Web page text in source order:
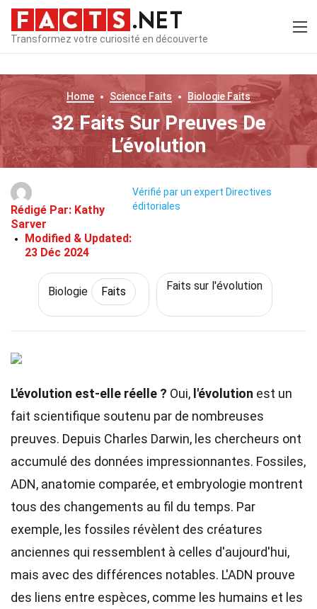
Transformez votre curiosité en découverte
Home Science Faits Biologie Faits
32 Faits Sur Preuves De
L’évolution
Rédigé Par: Kathy
Sarver
Modified & Updated:
23 Déc 2024
Vérifié par un expert Directives
éditoriales
Biologie Faits Faits sur l'évolution
L'évolution est-elle réelle ? Oui, l'évolution est un
fait scientifique soutenu par de nombreuses
preuves. Depuis Charles Darwin, les chercheurs ont
accumulé des données impressionnantes. Fossiles,
ADN, anatomie comparée, et embryologie montrent
tous des changements au fil du temps. Par
exemple, les fossiles révèlent des créatures
anciennes qui ressemblent à celles d'aujourd'hui,
mais avec des différences notables. L'ADN prouve
des liens entre espèces, comme les humains et les